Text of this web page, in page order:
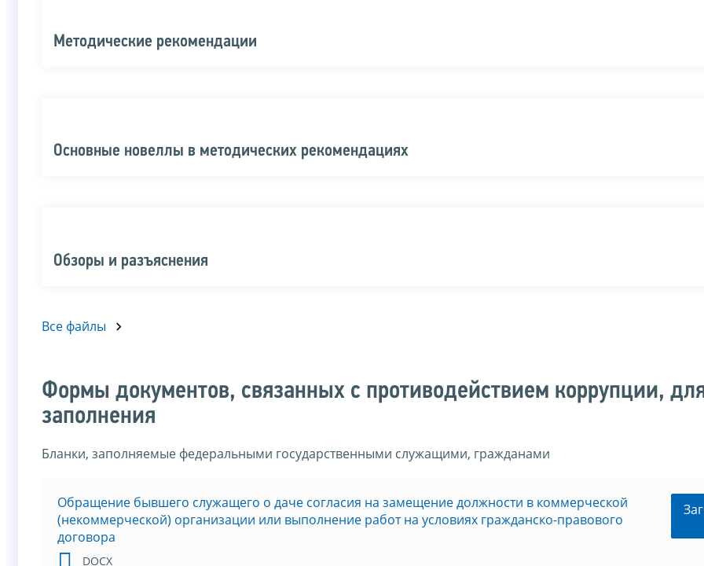
Методические рекомендации
Основные новеллы в методических рекомендациях
Обзоры и разъяснения
Все файлы
Формы документов, связанных с противодействием коррупции,
заполнения
Бланки, заполняемые федеральными государственными служащими, гражданами
Обращение бывшего служащего о даче согласия на замещение должности в коммерческой
(некоммерческой) организации или выполнение работ на условиях гражданско-правового
договора
DOCX